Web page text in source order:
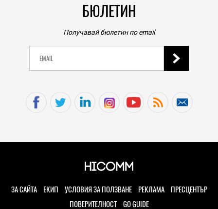
БЮЛЕТИН
Получавай бюлетин по email
ЗА САЙТА ЕКИП УСЛОВИЯ ЗА ПОЛЗВАНЕ РЕКЛАМА
ПРЕСЦЕНТЪР
ПОВЕРИТЕЛНОСТ
GO GUIDE